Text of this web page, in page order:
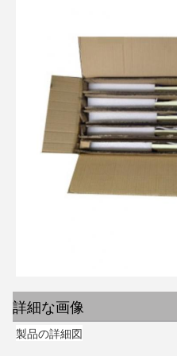
詳細な画像
製品の詳細図